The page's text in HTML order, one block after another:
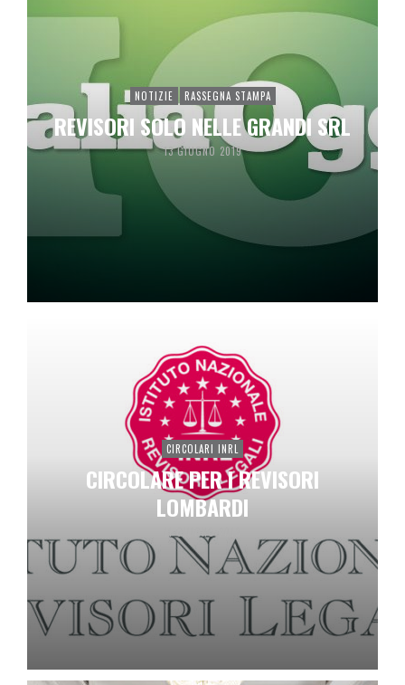
NOTIZIE RASSEGNA STAMPA
REVISORI SOLO NELLE GRANDI SRL
13 GIUGNO 2019
CIRCOLARI INRL
CIRCOLARE PER I REVISORI
LOMBARDI